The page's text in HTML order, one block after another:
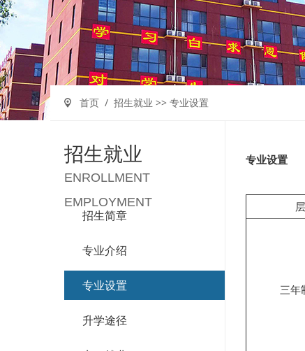
首页 / 招生就业 >> 专业设置
招生就业
ENROLLMENT
EMPLOYMENT
招生简章
专业介绍
专业设置
升学途径
专业设置
三年